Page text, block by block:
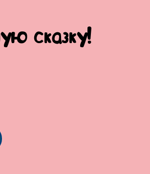
сказку!